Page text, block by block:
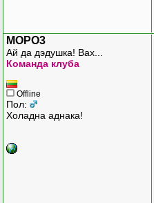
MOPO3
Ай да дэдушка! Вах...
Команда клуба
Offline
Пол:
Холадна аднака!